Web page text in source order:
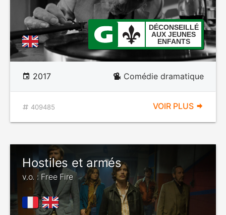
DÉCONSEILLÉ
AUX JEUNES
ENFANTS
2017 Comédie dramatique
409485 VOIR PLUS
Hostiles et armés
v.o. : Free Fire